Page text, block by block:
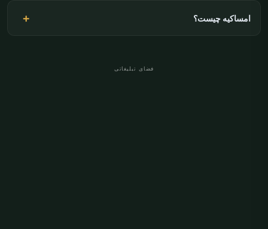
امساکیه چیست؟
فضای تبلیغاتی